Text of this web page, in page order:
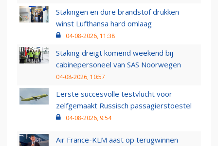
Stakingen en dure brandstof drukken
winst Lufthansa hard omlaag
04-08-2026, 11:38
Staking dreigt komend weekend bij
cabinepersoneel van SAS Noorwegen
04-08-2026, 10:57
Eerste succesvolle testvlucht voor
zelfgemaakt Russisch passagierstoestel
04-08-2026, 9:54
Air France-KLM aast op terugwinnen